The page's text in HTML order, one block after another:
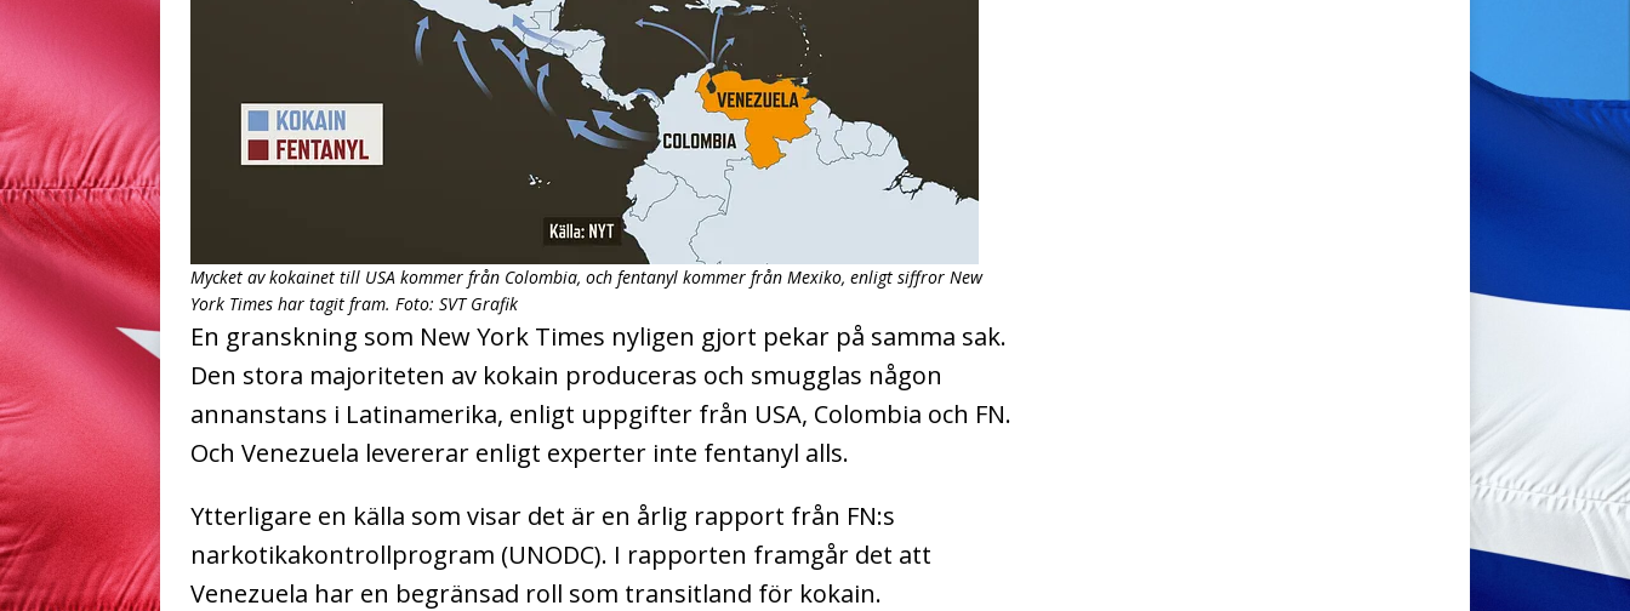
Mycket av kokainet till USA kommer från Colombia, och fentanyl kommer från Mexiko, enligt siffror New
York Times har tagit fram. Foto: SVT Grafik
En granskning som New York Times nyligen gjort pekar på samma sak.
Den stora majoriteten av kokain produceras och smugglas någon
annanstans i Latinamerika, enligt uppgifter från USA, Colombia och FN.
Och Venezuela levererar enligt experter inte fentanyl alls.
Ytterligare en källa som visar det är en årlig rapport från FN:s
narkotikakontrollprogram (UNODC). I rapporten framgår det att
Venezuela har en begränsad roll som transitland för kokain.